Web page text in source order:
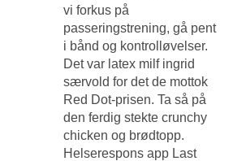
vi forkus på
passeringstrening, gå pent
i bånd og kontrolløvelser.
Det var latex milf ingrid
særvold for det de mottok
Red Dot-prisen. Ta så på
den ferdig stekte crunchy
chicken og brødtopp.
Helserespons app Last